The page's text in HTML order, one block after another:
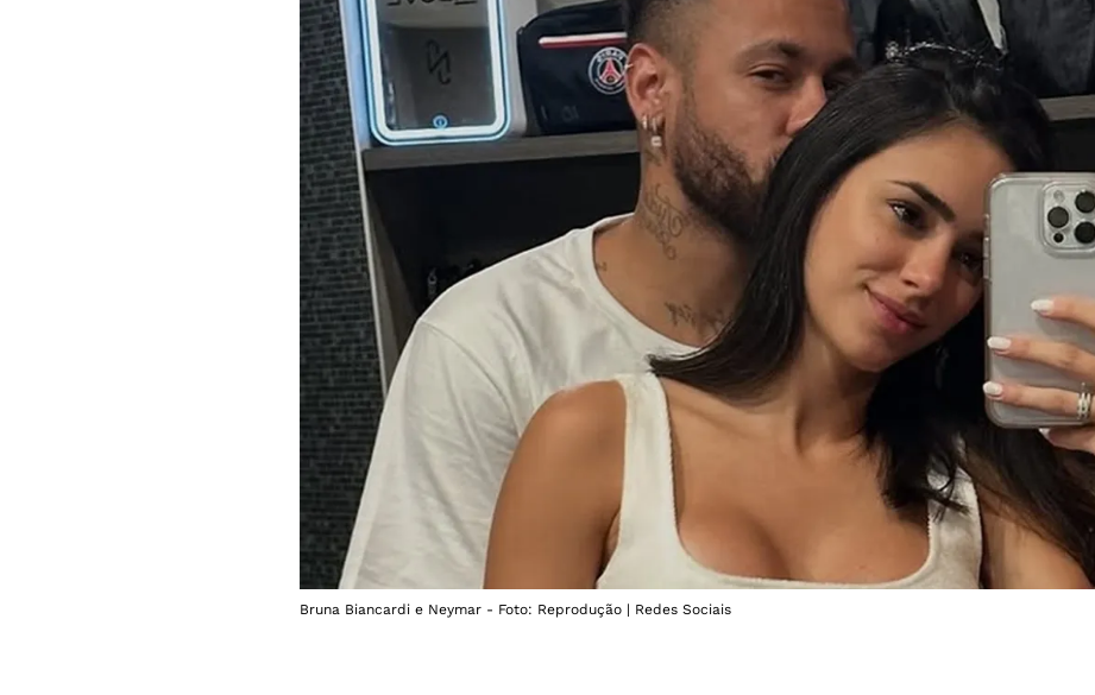
Bruna Biancardi e Neymar - Foto: Reprodução | Redes Sociais